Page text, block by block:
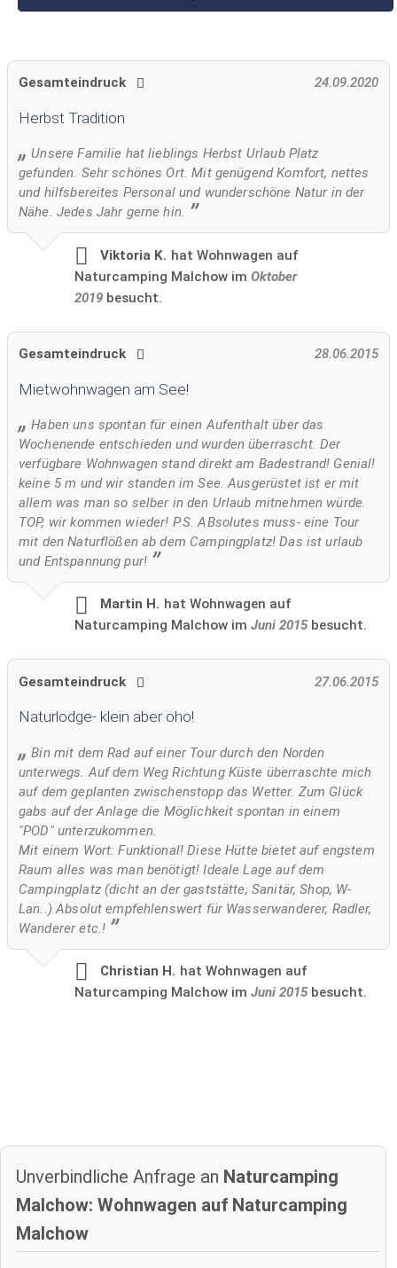
Gesamteindruck 24.09.2020
Herbst Tradition
Unsere Familie hat lieblings Herbst Urlaub Platz
gefunden. Sehr schönes Ort. Mit genügend Komfort, nettes
und hilfsbereites Personal und wunderschöne Natur in der
Nähe. Jedes Jahr gerne hin.
Viktoria K. hat Wohnwagen auf
Naturcamping Malchow im Oktober
2019 besucht.
Gesamteindruck 28.06.2015
Mietwohnwagen am See!
Haben uns spontan für einen Aufenthalt über das
Wochenende entschieden und wurden überrascht. Der
verfügbare Wohnwagen stand direkt am Badestrand! Genial!
keine 5 m und wir standen im See. Ausgerüstet ist er mit
allem was man so selber in den Urlaub mitnehmen würde.
TOP, wir kommen wieder! P.S. ABsolutes muss- eine Tour
mit den Naturflößen ab dem Campingplatz! Das ist urlaub
und Entspannung pur!
Martin H. hat Wohnwagen auf
Naturcamping Malchow im Juni 2015 besucht.
Gesamteindruck 27.06.2015
Naturlodge- klein aber oho!
Bin mit dem Rad auf einer Tour durch den Norden
unterwegs. Auf dem Weg Richtung Küste überraschte mich
auf dem geplanten zwischenstopp das Wetter. Zum Glück
gabs auf der Anlage die Möglichkeit spontan in einem
"POD" unterzukommen.
Mit einem Wort: Funktional! Diese Hütte bietet auf engstem
Raum alles was man benötigt! Ideale Lage auf dem
Campingplatz (dicht an der gaststätte, Sanitär, Shop, W-
Lan..) Absolut empfehlenswert für Wasserwanderer, Radler,
Wanderer etc.!
Christian H. hat Wohnwagen auf
Naturcamping Malchow im Juni 2015 besucht.
Unverbindliche Anfrage an Naturcamping
Malchow: Wohnwagen auf Naturcamping
Malchow